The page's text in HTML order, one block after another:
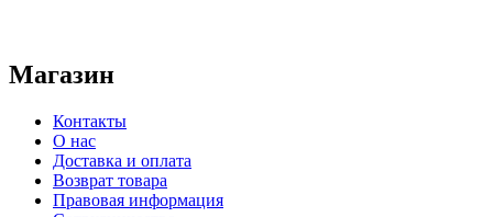
Магазин
Контакты
О нас
Доставка и оплата
Возврат товара
Правовая информация